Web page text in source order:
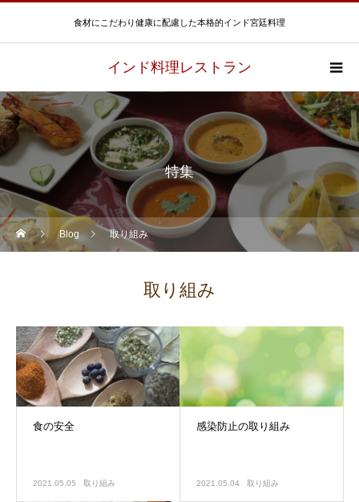
食材にこだわり健康に配慮した本格的インド宮廷料理
インド料理レストラン
特集
Blog 取り組み
取り組み
食の安全
2021.05.05 取り組み
感染防止の取り組み
2021.05.04 取り組み